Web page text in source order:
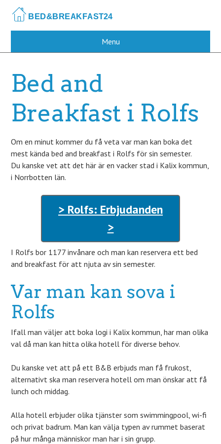
main
Menu
Bed and
Breakfast i Rolfs
Om en minut kommer du få veta var man kan boka det
mest kända bed and breakfast i Rolfs för sin semester.
Du kanske vet att det här är en vacker stad i Kalix kommun,
i Norrbotten län.
> Rolfs: Erbjudanden
>
I Rolfs bor 1177 invånare och man kan reservera ett bed
and breakfast för att njuta av sin semester.
Var man kan sova i
Rolfs
Ifall man väljer att boka logi i Kalix kommun, har man olika
val då man kan hitta olika hotell för diverse behov.
Du kanske vet att på ett B&B erbjuds man få frukost,
alternativt ska man reservera hotell om man önskar att få
lunch och middag.
Alla hotell erbjuder olika tjänster som swimmingpool, wi-fi
och privat badrum. Man kan välja typen av rummet baserat
på hur många människor man har i sin grupp.